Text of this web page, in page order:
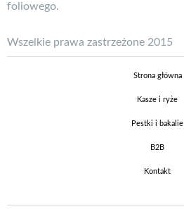
foliowego.
Wszelkie prawa zastrzeżone 2015
Strona główna
Kasze i ryże
Pestki i bakalie
B2B
Kontakt